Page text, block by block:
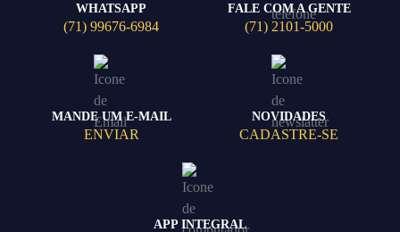
WHATSAPP
(71) 99676-6984
FALE COM A GENTE
(71) 2101-5000
MANDE UM E-MAIL
ENVIAR
NOVIDADES
CADASTRE-SE
APP INTEGRAL